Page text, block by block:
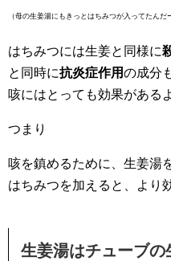
（母の生姜湯にもきっとはちみつが入ってたんだ
はちみつには生姜と同様に
と同時に抗炎症作用の成分
咳にはとっても効果がある
つまり
咳を鎮めるために、生姜湯
はちみつを加えると、より
生姜湯はチューブの